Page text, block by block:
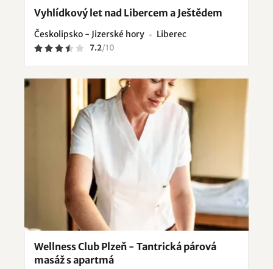
Vyhlídkový let nad Libercem a Ještědem
Českolipsko - Jizerské hory Liberec
7.2/10
Wellness Club Plzeň - Tantrická párová
masáž s apartmá